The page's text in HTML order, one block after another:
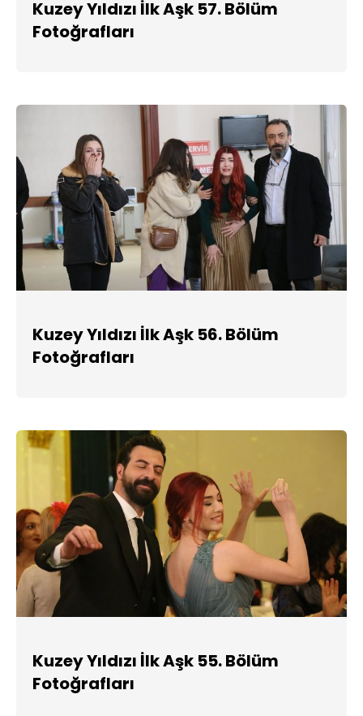
Kuzey Yıldızı İlk Aşk 57. Bölüm
Fotoğrafları
Kuzey Yıldızı İlk Aşk 56. Bölüm
Fotoğrafları
Kuzey Yıldızı İlk Aşk 55. Bölüm
Fotoğrafları